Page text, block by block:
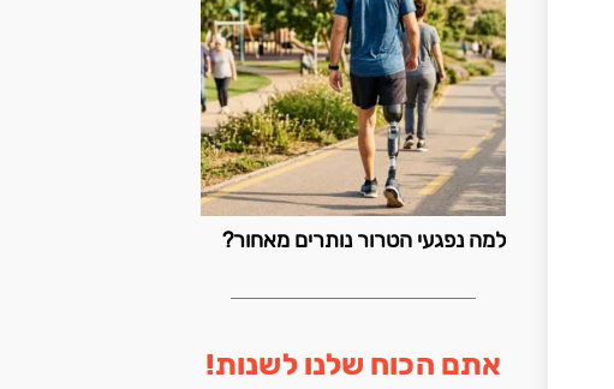
למה נפגעי הטרור נותרים מאחור?
אתם הכוח שלנו לשנות!